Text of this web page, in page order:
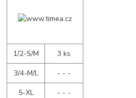
1/2-S/M
3 ks
3/4-M/L
- - -
5-XL
- - -